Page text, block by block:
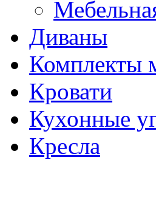
Диваны
Комплекты
Кровати
Кухонные
Кресла